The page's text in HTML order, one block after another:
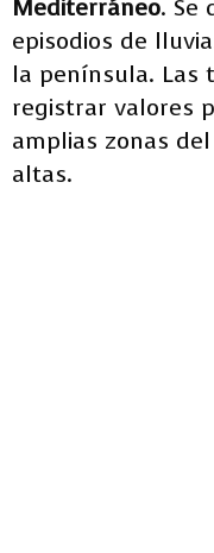
Mediterráneo. Se
episodios de
la península. Las
registrar valores
amplias zonas
altas.